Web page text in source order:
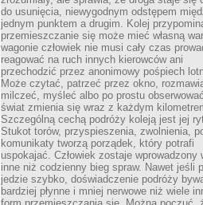
do usunięcia, niewygodnym odstępem
jednym punktem a drugim. Kolej
przemieszczanie się może mieć własną
wagonie człowiek nie musi cały czas
reagować na ruch innych kierowców ani
przechodzić przez anonimowy pośpiech
Może czytać, patrzeć przez okno,
milczeć, myśleć albo po prostu
świat zmienia się wraz z każdym
Szczególną cechą podróży koleją jest jej
Stukot torów, przyspieszenia, zwolnienia,
komunikaty tworzą porządek, który potrafi
uspokajać. Człowiek zostaje wprowadzony
inne niż codzienny bieg spraw. Nawet jeśli
jedzie szybko, doświadczenie podróży
bardziej płynne i mniej nerwowe niż wiele